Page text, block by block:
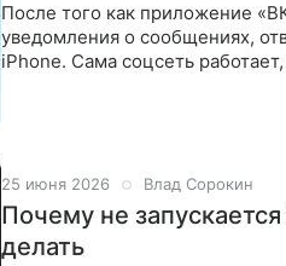
После того как приложение
уведомления о сообщениях,
iPhone. Сама соцсеть
25 июня 2026 Влад Сорокин
Почему не
делать